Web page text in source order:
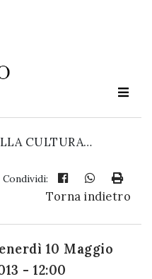
CULTURA…
Condividi:
Torna indietro
10 Maggio
- 12:00